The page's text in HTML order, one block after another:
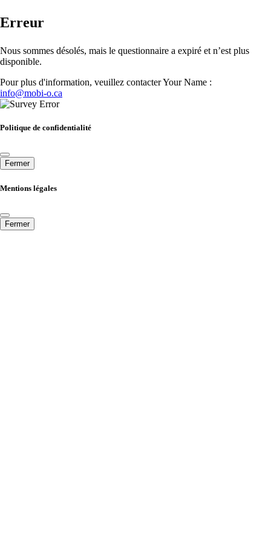
Erreur
Nous sommes désolés, mais le questionnaire a expiré et n’est plus
disponible.
Pour plus d'information, veuillez contacter Your Name :
info@mobi-o.ca
Politique de confidentialité
Fermer
Mentions légales
Fermer